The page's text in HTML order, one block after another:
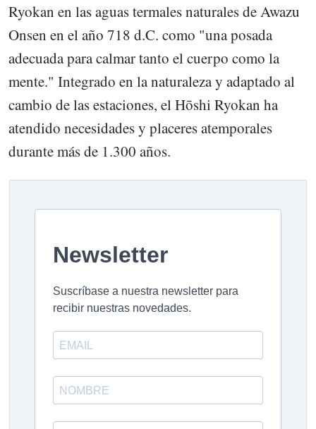
Ryokan en las aguas termales naturales de Awazu
Onsen en el año 718 d.C. como "una posada
adecuada para calmar tanto el cuerpo como la
mente." Integrado en la naturaleza y adaptado al
cambio de las estaciones, el Hōshi Ryokan ha
atendido necesidades y placeres atemporales
durante más de 1.300 años.